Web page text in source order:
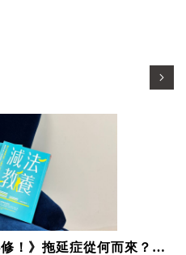
！》拖延症從何而來？和